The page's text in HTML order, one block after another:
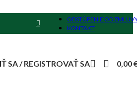
ODSTÚPENIE OD
KONTAKT
SA / REGISTROVAŤ SA 0,00